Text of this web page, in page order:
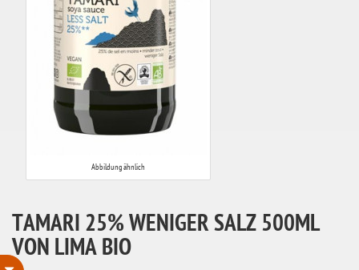
Abbildung ähnlich
TAMARI 25% WENIGER SALZ 500ML
VON LIMA BIO